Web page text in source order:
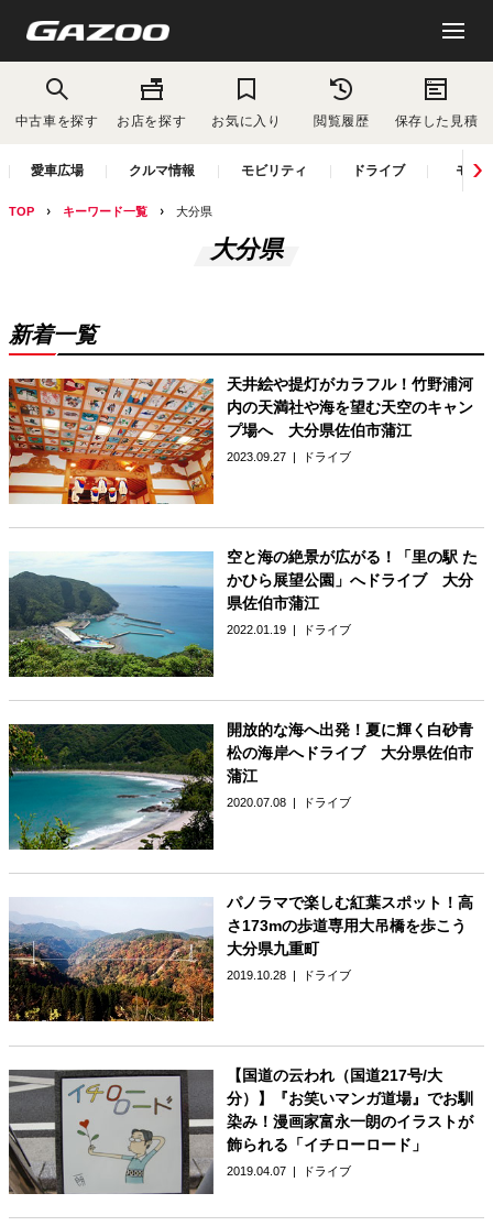
中古車を探す お店を探す お気に入り 閲覧履歴 保存した見積
愛車広場 クルマ情報 モビリティ ドライブ モー
TOP キーワード一覧 大分県
大分県
新着一覧
天井絵や提灯がカラフル！竹野浦河
内の天満社や海を望む天空のキャン
プ場へ 大分県佐伯市蒲江
2023.09.27 ドライブ
空と海の絶景が広がる！「里の駅 た
かひら展望公園」へドライブ 大分
県佐伯市蒲江
2022.01.19 ドライブ
開放的な海へ出発！夏に輝く白砂青
松の海岸へドライブ 大分県佐伯市
蒲江
2020.07.08 ドライブ
パノラマで楽しむ紅葉スポット！高
さ173mの歩道専用大吊橋を歩こう
大分県九重町
2019.10.28 ドライブ
【国道の云われ（国道217号/大
分）】『お笑いマンガ道場』でお馴
染み！漫画家富永一朗のイラストが
飾られる「イチローロード」
2019.04.07 ドライブ